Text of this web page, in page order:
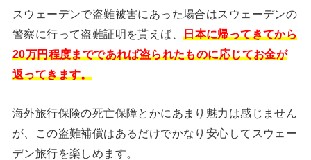
スウェーデンで盗難被害にあった場合はスウェーデンの
警察に行って盗難証明を貰えば、日本に帰ってきてから
20万円程度までであれば盗られたものに応じてお金が
返ってきます。
海外旅行保険の死亡保障とかにあまり魅力は感じません
が、この盗難補償はあるだけでかなり安心してスウェー
デン旅行を楽しめます。